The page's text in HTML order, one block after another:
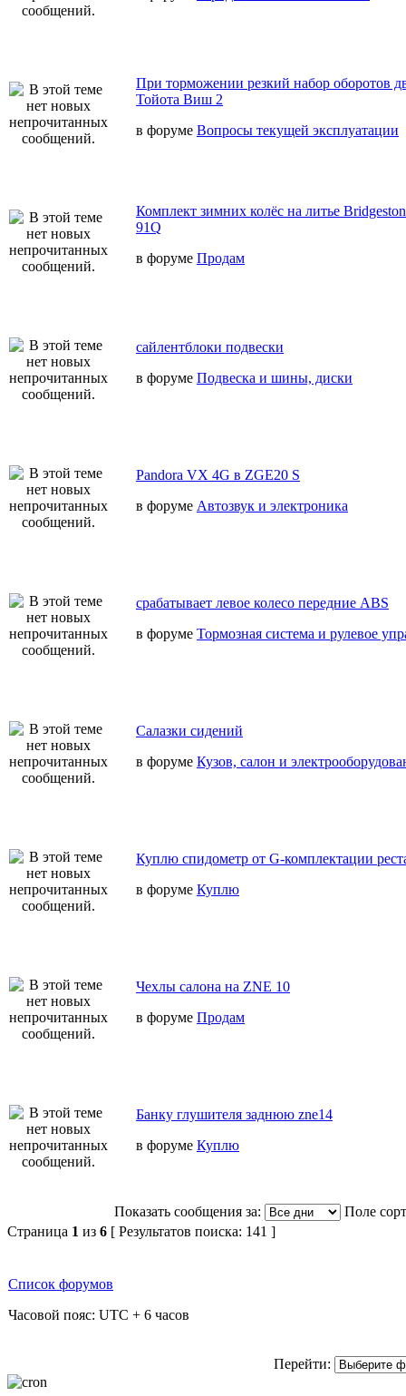
При торможении резкий набор оборотов
Тойота Виш 2
в форуме Вопросы текущей эксплуатации
Комплект зимних колёс на литье
91Q
в форуме Продам
сайлентблоки подвески
в форуме Подвеска и шины, диски
Pandora VX 4G в ZGE20 S
в форуме Автозвук и электроника
срабатывает левое колесо передние ABS
в форуме Тормозная система и рулевое
Салазки сидений
в форуме Кузов, салон и
Куплю спидометр от G-комплектации
в форуме Куплю
Чехлы салона на ZNE 10
в форуме Продам
Банку глушителя заднюю zne14
в форуме Куплю
Показать сообщения за:
Поле
Страница 1 из 6 [ Результатов поиска: 141 ]
Список форумов
Часовой пояс: UTC + 6 часов
Перейти: